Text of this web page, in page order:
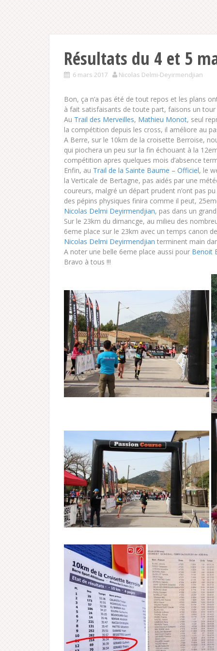
Résultats du 4 et 5
6 mars 2017 Nicolas Delmi-Deyirmendjian
Bon, ça n’a pas été de tout repos et les plans
à fait satisfaisants de toute part, faisons un tour
Au Trail des Merveilles, Mathieu Monot, seul
la compétition depuis les cross, il améliore au
A Berre, sur le 10km de la croisette Berroise,
qui piochera un peu sur la fin échouant à la
compétition apres quelques mois d’absence
Enfin, au Trail de la Sainte Baume – Officiel, le
la Verticale de Bertagne, pas aidés par une
coureurs, malgré un départ prudent n’ont pas
des pépins physiques finira comme il peut,
Nicolas Delmi Deyirmendjian, pas dans un
Sur le 23km du dimancge, au milieu des
6eme place sur le 23km avec un temps canon
Nicolas Delmi Deyirmendjian terminent main
A noter une belle 6eme place aussi pour Benoit
Bravo à tous !!!